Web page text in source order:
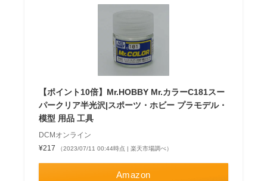
【ポイント10倍】Mr.HOBBY Mr.カラーC181スー
パークリア半光沢|スポーツ・ホビー プラモデル・
模型 用品 工具
DCMオンライン
¥217
（2023/07/11 00:44時点 | 楽天市場調べ）
Amazon